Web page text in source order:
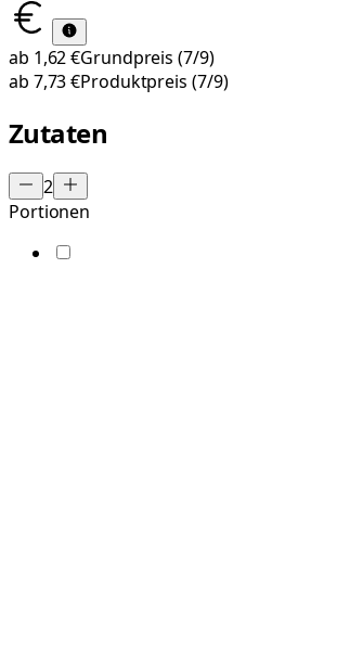
ab 1,62 €Grundpreis (7/9)
ab 7,73 €Produktpreis (7/9)
Zutaten
2
Portionen